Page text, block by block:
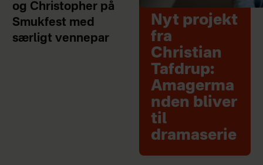
og Christopher på
Smukfest med
særligt vennepar
Nyt projekt
fra
Christian
Tafdrup:
Amagerma
nden bliver
til
dramaserie